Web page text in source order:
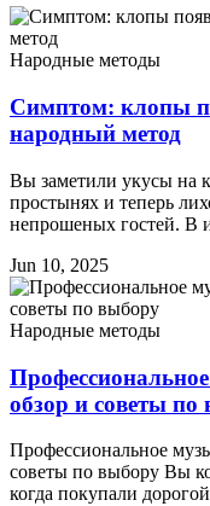
Народные методы
Симптом: клопы
народный метод
Вы заметили укусы на
простынях и теперь
непрошеных гостей. В
Jun 10, 2025
Народные методы
обзор и советы по
Профессиональное
советы по выбору Вы
когда покупали